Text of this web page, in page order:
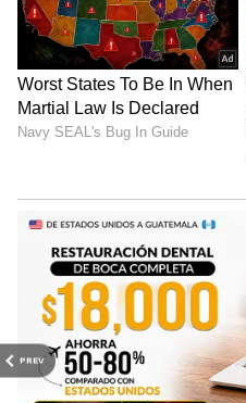
PREV